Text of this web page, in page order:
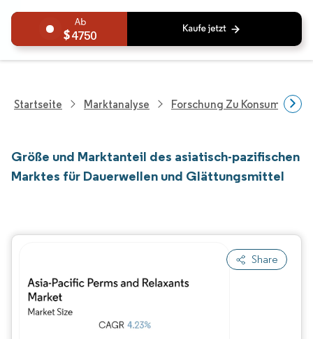
4750
Startseite Marktanalyse Forschung Zu
Größe und Marktanteil des asiatisch-pazifischen
Marktes für Dauerwellen und Glättungsmittel
Share